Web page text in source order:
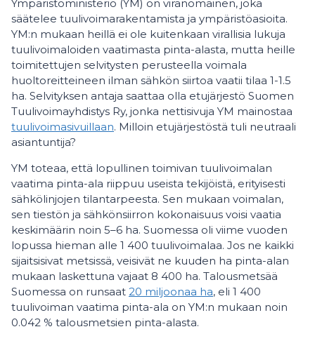
Ympäristöministeriö (YM) on viranomainen, joka
säätelee tuulivoimarakentamista ja ympäristöasioita.
YM:n mukaan heillä ei ole kuitenkaan virallisia lukuja
tuulivoimaloiden vaatimasta pinta-alasta, mutta heille
toimitettujen selvitysten perusteella voimala
huoltoreitteineen ilman sähkön siirtoa vaatii tilaa 1-1.5
ha. Selvityksen antaja saattaa olla etujärjestö Suomen
Tuulivoimayhdistys Ry, jonka nettisivuja YM mainostaa
tuulivoimasivuillaan. Milloin etujärjestöstä tuli neutraali
asiantuntija?
YM toteaa, että lopullinen toimivan tuulivoimalan
vaatima pinta-ala riippuu useista tekijöistä, erityisesti
sähkölinjojen tilantarpeesta. Sen mukaan voimalan,
sen tiestön ja sähkönsiirron kokonaisuus voisi vaatia
keskimäärin noin 5–6 ha. Suomessa oli viime vuoden
lopussa hieman alle 1 400 tuulivoimalaa. Jos ne kaikki
sijaitsisivat metsissä, veisivät ne kuuden ha pinta-alan
mukaan laskettuna vajaat 8 400 ha. Talousmetsää
Suomessa on runsaat 20 miljoonaa ha, eli 1 400
tuulivoiman vaatima pinta-ala on YM:n mukaan noin
0.042 % talousmetsien pinta-alasta.